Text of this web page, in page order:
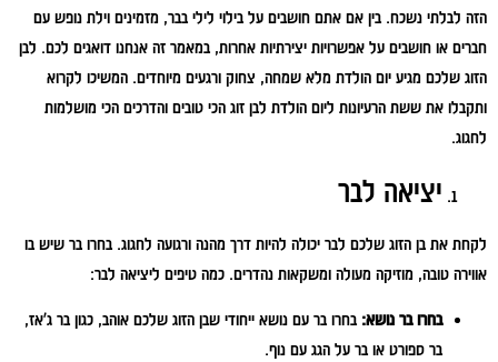
הזה לבלתי נשכח. בין אם אתם חושבים על בילוי לילי בבר, מזמינים וילת נופש עם
חברים או חושבים על אפשרויות יצירתיות אחרות, במאמר זה אנחנו דואגים לכם. לבן
הזוג שלכם מגיע יום הולדת מלא שמחה, צחוק ורגעים מיוחדים. המשיכו לקרוא
ותקבלו את ששת הרעיונות ליום הולדת לבן זוג הכי טובים והדרכים הכי מושלמות
לחגוג.
יציאה לבר
לקחת את בן הזוג שלכם לבר יכולה להיות דרך מהנה ורגועה לחגוג. בחרו בר שיש בו
אווירה טובה, מוזיקה מעולה ומשקאות נהדרים. כמה טיפים ליציאה לבר:
בחרו בר נושא: בחרו בר עם נושא ייחודי שבן הזוג שלכם אוהב, כגון בר ג'אז,
בר ספורט או בר על הגג עם נוף.